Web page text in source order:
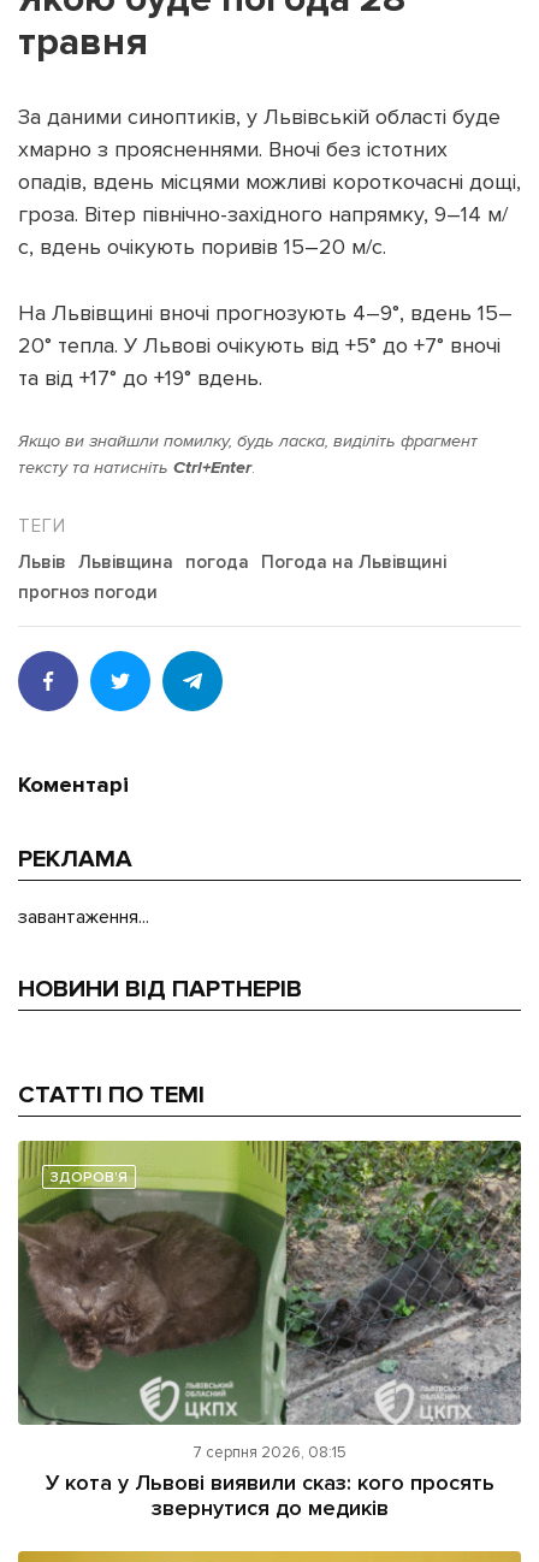
Підтримати dyvys.info
травня
За даними синоптиків, у Львівській області буде
хмарно з проясненнями. Вночі без істотних
опадів, вдень місцями можливі короткочасні дощі,
гроза. Вітер північно-західного напрямку, 9–14 м/
с, вдень очікують поривів 15–20 м/с.
На Львівщині вночі прогнозують 4–9°, вдень 15–
20° тепла. У Львові очікують від +5° до +7° вночі
та від +17° до +19° вдень.
Якщо ви знайшли помилку, будь ласка, виділіть фрагмент
тексту та натисніть Ctrl+Enter.
Львів Львівщина погода
Погода на Львівщині
прогноз погоди
Коментарі
РЕКЛАМА
завантаження...
НОВИНИ ВІД ПАРТНЕРІВ
СТАТТІ ПО ТЕМІ
ЗДОРОВ'Я
7 серпня 2026, 08:15
У кота у Львові виявили сказ: кого просять
звернутися до медиків